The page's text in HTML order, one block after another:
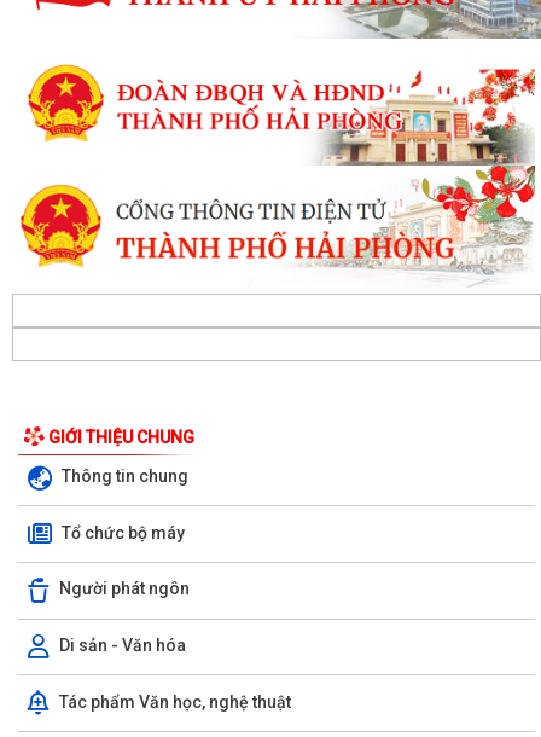
GIỚI THIỆU CHUNG
Thông tin chung
Tổ chức bộ máy
Người phát ngôn
Di sản - Văn hóa
Tác phẩm Văn học, nghệ thuật
XÂY DỰNG QUỐC GIA SỐ